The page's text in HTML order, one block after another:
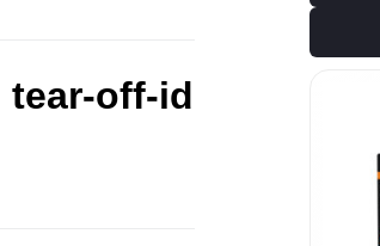
tear-off-id